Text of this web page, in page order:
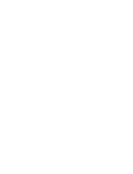
Previsión de
otro verano
De acuerdo